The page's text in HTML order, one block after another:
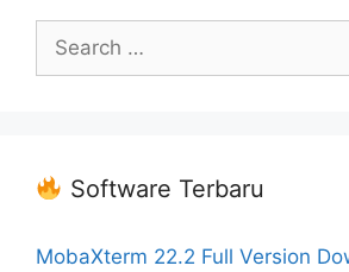
Search
for:
Software Terbaru
MobaXterm 22.2 Full Version